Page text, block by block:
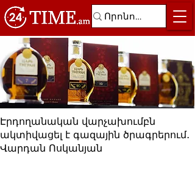
Էրդողանական վարչախումբն
ակտիվացել է գազային ծրագրերում․
Վարդան Ոսկանյան